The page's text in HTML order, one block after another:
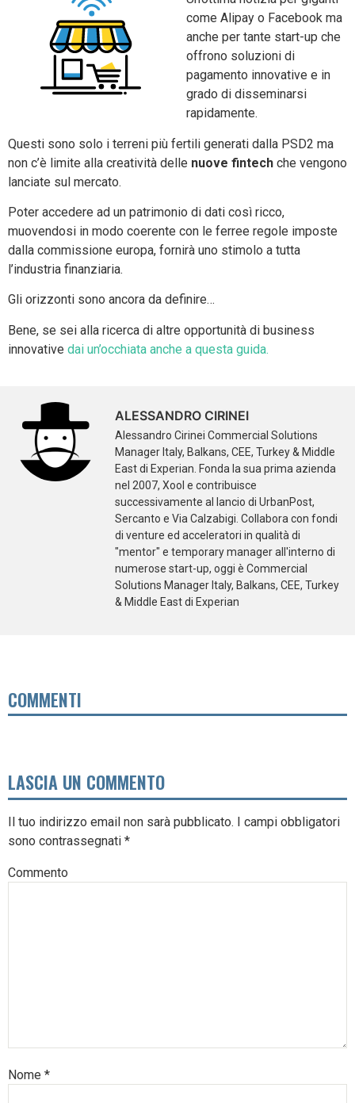
come Alipay o Facebook ma
anche per tante start-up che
offrono soluzioni di
pagamento innovative e in
grado di disseminarsi
rapidamente.
Questi sono solo i terreni più fertili generati dalla PSD2 ma
non c’è limite alla creatività delle nuove fintech che vengono
lanciate sul mercato.
Poter accedere ad un patrimonio di dati così ricco,
muovendosi in modo coerente con le ferree regole imposte
dalla commissione europa, fornirà uno stimolo a tutta
l’industria finanziaria.
Gli orizzonti sono ancora da definire…
Bene, se sei alla ricerca di altre opportunità di business
innovative dai un’occhiata anche a questa guida.
ALESSANDRO CIRINEI
Alessandro Cirinei Commercial Solutions
Manager Italy, Balkans, CEE, Turkey & Middle
East di Experian. Fonda la sua prima azienda
nel 2007, Xool e contribuisce
successivamente al lancio di UrbanPost,
Sercanto e Via Calzabigi. Collabora con fondi
di venture ed acceleratori in qualità di
"mentor" e temporary manager all'interno di
numerose start-up, oggi è Commercial
Solutions Manager Italy, Balkans, CEE, Turkey
& Middle East di Experian
COMMENTI
LASCIA UN COMMENTO
Il tuo indirizzo email non sarà pubblicato. I campi obbligatori
sono contrassegnati *
Commento
Nome *